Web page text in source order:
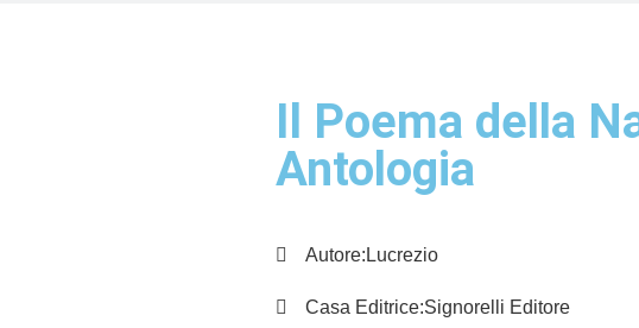
Il Poema della
Antologia
Autore: Lucrezio
Casa Editrice:Signorelli Editore